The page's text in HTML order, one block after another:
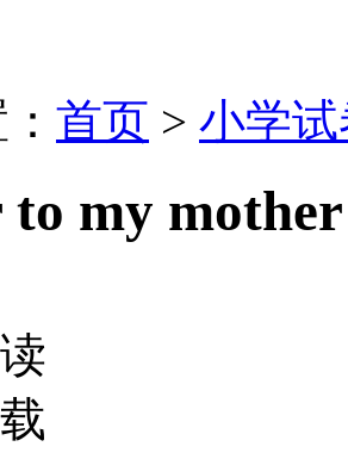
首页 > 小学
to my mother